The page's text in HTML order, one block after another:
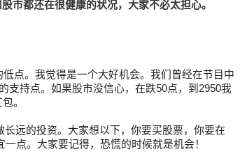
市都还在很健康的状况，大家不必太担心。
低点。我觉得是一个大好机会。我们曾经在节目中
支持点。如果股市没信心，在跌50点，到 2950我
。
长远的投资。大家想以下，你要买股票，你要在
一点。大家要记得，恐慌的时候就是机会！